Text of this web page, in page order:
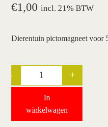
hoe werkt een plansysteem
wie wij zijn / contact
winkel
€1,00 incl. 21% BTW
Dierentuin pictomagneet voor
Quantity
- +
In
winkelwagen